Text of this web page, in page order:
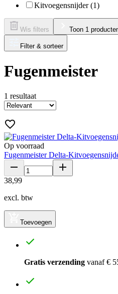
Kitvoegensnijder (1)
Wis filters Toon 1
Filter & sorteer
Fugenmeister
1 resultaat
Op voorraad
Fugenmeister Delta-
38,99
excl. btw
Toevoegen
Gratis verzending vanaf €